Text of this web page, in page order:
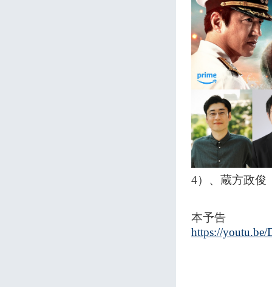
4）、蔵方政俊
本予告
https://